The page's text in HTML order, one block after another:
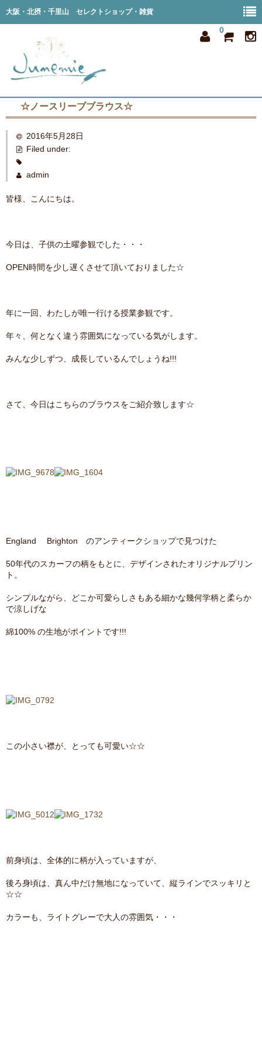
大阪・北摂・千里山 セレクトショップ・雑貨
0
all item
member
blog
☆ノースリーブブラウス☆
2016年5月28日
Filed under:
admin
皆様、こんにちは。
今日は、子供の土曜参観でした・・・
OPEN時間を少し遅くさせて頂いておりました☆
年に一回、わたしが唯一行ける授業参観です。
年々、何となく違う雰囲気になっている気がします。
みんな少しずつ、成長しているんでしょうね!!!
さて、今日はこちらのブラウスをご紹介致します☆
England Brighton のアンティークショップで見つけた
50年代のスカーフの柄をもとに、デザインされたオリジナルプリン
ト。
シンプルながら、どこか可愛らしさもある細かな幾何学柄と柔らか
で涼しげな
綿100% の生地がポイントです!!!
この小さい襟が、とっても可愛い☆☆
前身頃は、全体的に柄が入っていますが、
後ろ身頃は、真ん中だけ無地になっていて、縦ラインでスッキリと
☆☆
カラーも、ライトグレーで大人の雰囲気・・・